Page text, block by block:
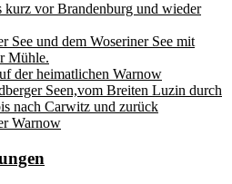
kurz vor Brandenburg und wieder
See und dem Woseriner See mit
Mühle.
der heimatlichen Warnow
Seen,vom Breiten Luzin durch
nach Carwitz und zurück
Warnow